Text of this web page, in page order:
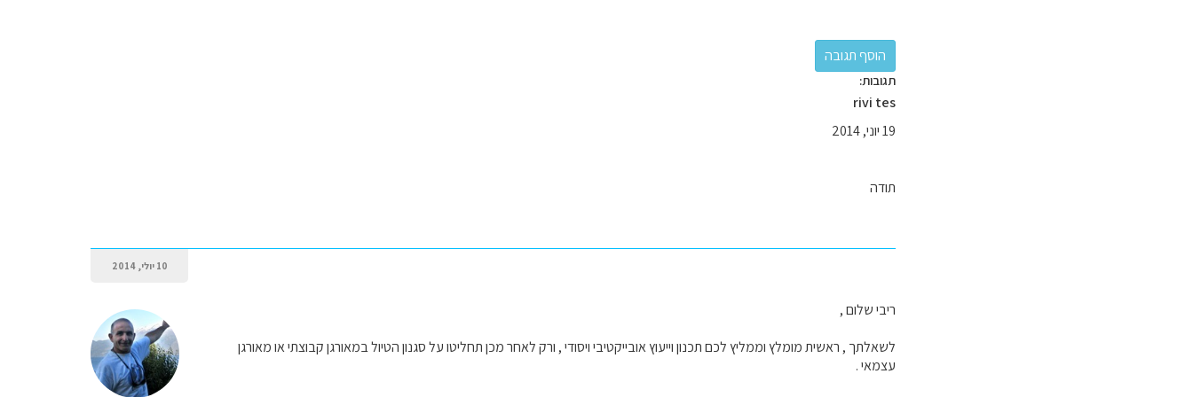
תגובות:
rivi tes
19 יוני, 2014
תודה
10 יולי, 2014
ריבי שלום ,
לשאלתך , ראשית מומלץ וממליץ לכם תכנון וייעוץ אובייקטיבי ויסודי , ורק לאחר מכן תחליטו על סגנון הטיול במאורגן קבוצתי או מאורגן
עצמאי .